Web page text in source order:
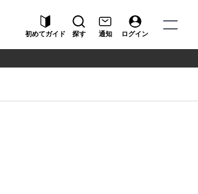
初めてガイド 探す 通知 ログイン